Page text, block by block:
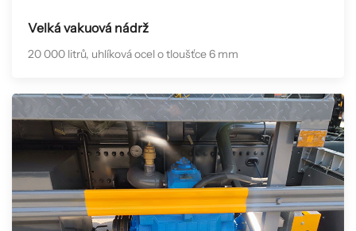
Velká vakuová nádrž
20 000 litrů, uhlíková ocel o tloušťce 6 mm